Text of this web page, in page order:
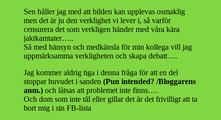
Sen håller jag med att bilden kan upplevas osmaklig
men det är ju den verklighet vi lever i, så varför
censurera det som verkligen händer med våra kära
jaktkamtater…..
Så med hänsyn och medkänsla för min kollega vill jag
uppmärksamma verkligheten och skapa debatt….
Jag kommer aldrig tiga i denna fråga för att en del
stoppar huvudet i sanden (Pun intended? /Bloggarens
anm.) och låtsas att problemet inte finns….
Och dom som inte tål eller gillar det är det frivilligt att ta
bort mig i sin FB-lista